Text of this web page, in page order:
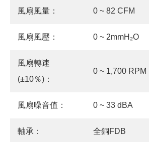
風扇風量： 0 ~ 82 CFM
風扇風壓： 0 ~ 2mmH₂O
風扇轉速
(±10％)：
0 ~ 1,700 RPM
風扇噪音值： 0 ~ 33 dBA
軸承： 全銅FDB